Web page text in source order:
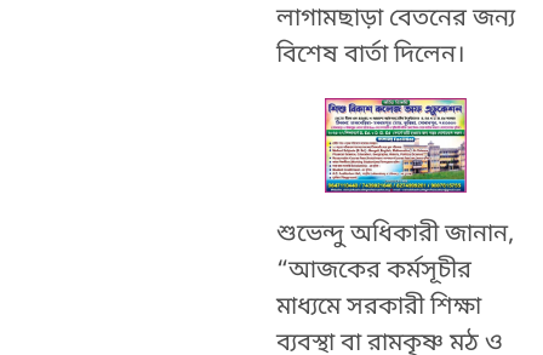
লাগামছাড়া বেতনের জন্য
বিশেষ বার্তা দিলেন।
শুভেন্দু অধিকারী জানান,
“আজকের কর্মসূচীর
মাধ্যমে সরকারী শিক্ষা
ব্যবস্থা বা রামকৃষ্ণ মঠ ও